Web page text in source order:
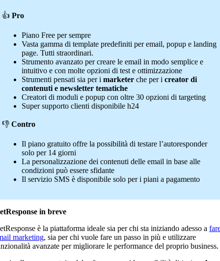
👍 Pro
Piano Free per sempre
Vasta gamma di template predefiniti per email, popup e landing
page. Tutti straordinari.
Strumento avanzato per creare le email in modo semplice e
intuitivo e con molte opzioni di test e ottimizzazione
Strumenti pensati sia per i marketer che per i creator di
contenuti e newsletter tematiche
Creatori di moduli e popup con oltre 30 opzioni di targeting
Super supporto clienti disponibile h24
👎 Contro
Il piano gratuito offre la possibilità di testare l’autoresponder
solo per 14 giorni
La personalizzazione dei contenuti delle email in base alle
condizioni può essere sfidante
Il servizio SMS è disponibile solo per i piani a pagamento
in breve
è la piattaforma ideale sia per chi sta iniziando adesso a
marketing, sia per chi vuole fare un passo in più e utilizzare
avanzate per migliorare le performance del proprio business.